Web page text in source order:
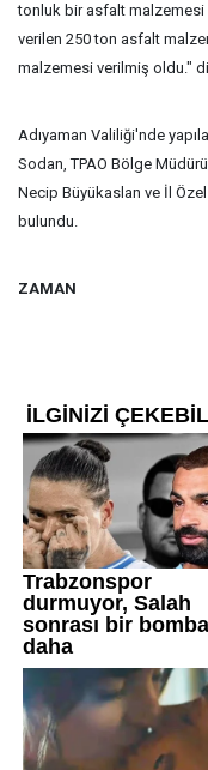
tonluk bir asfalt malzemesi
verilen 250 ton asfalt
malzemesi verilmiş oldu."
Adıyaman Valiliği'nde
Sodan, TPAO Bölge
Necip Büyükaslan ve İl
bulundu.
ZAMAN